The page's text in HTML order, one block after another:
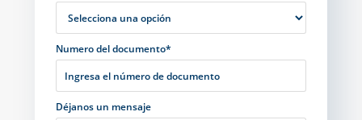
Numero del documento*
Déjanos un mensaje